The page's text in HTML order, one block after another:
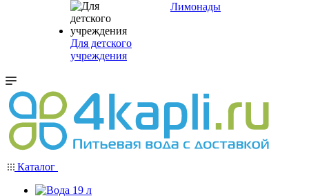
Для детского
учреждения
Лимонады
Каталог